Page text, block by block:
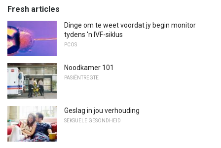
Fresh articles
Dinge om te weet voordat jy begin monitor
tydens 'n IVF-siklus
PCOS
Noodkamer 101
PASIËNTREGTE
Geslag in jou verhouding
SEKSUELE GESONDHEID